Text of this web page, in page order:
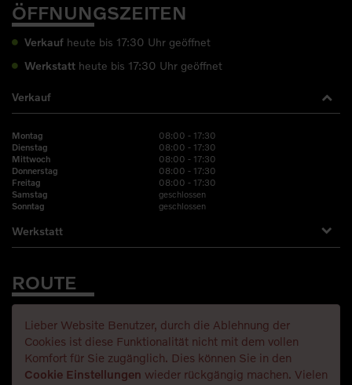
ÖFFNUNGSZEITEN
Verkaufheute bis 17:30 Uhr geöffnet
Werkstattheute bis 17:30 Uhr geöffnet
Verkauf
Montag 08:00 - 17:30
Dienstag 08:00 - 17:30
Mittwoch 08:00 - 17:30
Donnerstag 08:00 - 17:30
Freitag 08:00 - 17:30
Samstag geschlossen
Sonntag geschlossen
Werkstatt
ROUTE
Lieber Website Benutzer, durch die Ablehnung der
Cookies ist diese Funktionalität nicht mit dem vollen
Komfort für Sie zugänglich. Dies können Sie in den
Cookie Einstellungen wieder rückgängig machen. Vielen